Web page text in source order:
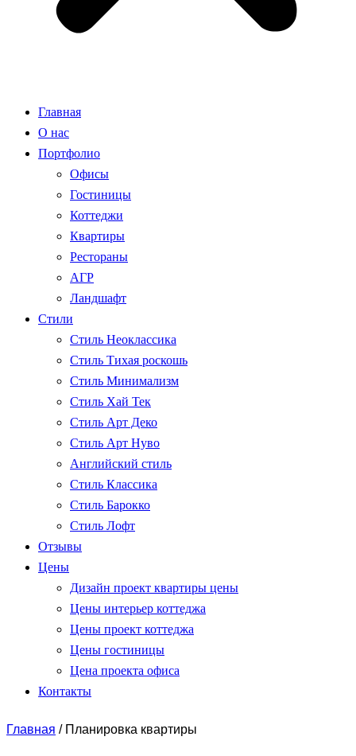
Главная
О нас
Портфолио
Офисы
Гостиницы
Коттеджи
Квартиры
Рестораны
АГР
Ландшафт
Стили
Стиль Неоклассика
Стиль Тихая роскошь
Стиль Минимализм
Стиль Хай Тек
Стиль Арт Деко
Стиль Арт Нуво
Английский стиль
Стиль Классика
Стиль Барокко
Стиль Лофт
Отзывы
Цены
Дизайн проект квартиры цены
Цены интерьер коттеджа
Цены проект коттеджа
Цены гостиницы
Цена проекта офиса
Контакты
Главная / Планировка квартиры